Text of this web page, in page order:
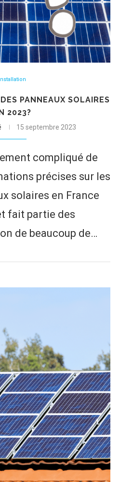
PANNEAUX SOLAIRES
2023?
15 septembre 2023
compliqué de
précises sur les
solaires en France
fait partie des
de beaucoup de…